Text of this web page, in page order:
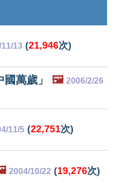
13 (21,946次)
萬歲」 🖼️ 2006/2/26
11/5 (22,751次)
2004/10/22 (19,276次)